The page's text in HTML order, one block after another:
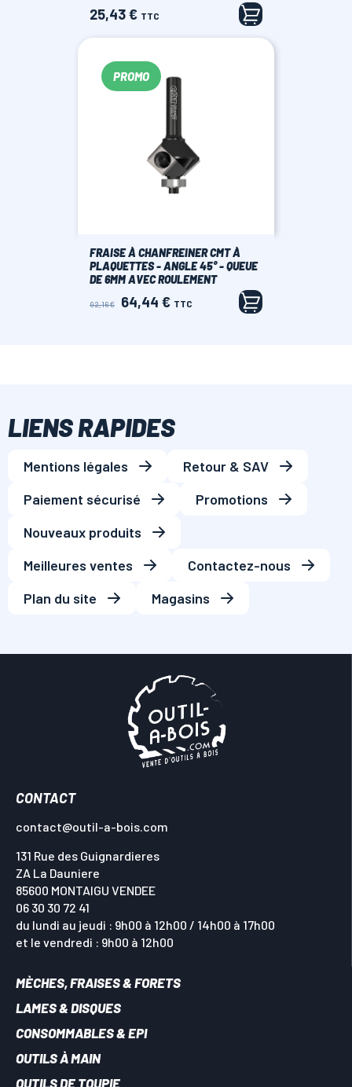
Prix
25,43 € TTC
PROMO
FRAISE À CHANFREINER CMT À
PLAQUETTES - ANGLE 45° - QUEUE
DE 6MM AVEC ROULEMENT
Prix
92,16 € Prix
64,44 € TTC
LIENS RAPIDES
Mentions légales
Retour & SAV
Paiement sécurisé
Promotions
Nouveaux produits
Meilleures ventes
Contactez-nous
Plan du site
Magasins
CONTACT
contact@outil-a-bois.com
131 Rue des Guignardieres
ZA La Dauniere
85600 MONTAIGU VENDEE
06 30 30 72 41
du lundi au jeudi : 9h00 à 12h00 / 14h00 à 17h00
et le vendredi : 9h00 à 12h00
MÈCHES, FRAISES & FORETS
LAMES & DISQUES
CONSOMMABLES & EPI
OUTILS À MAIN
OUTILS DE TOUPIE